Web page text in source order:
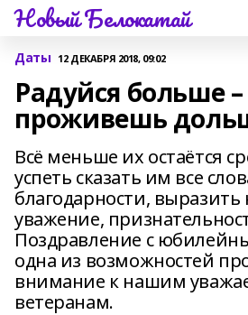
Новый Белокатай
Даты 12 ДЕКАБРЯ 2018, 09:02
Радуйся больше –
проживешь
Всё меньше их остаётся
успеть сказать им все
благодарности,
уважение,
Поздравление с
одна из возможностей
внимание к нашим
ветеранам.